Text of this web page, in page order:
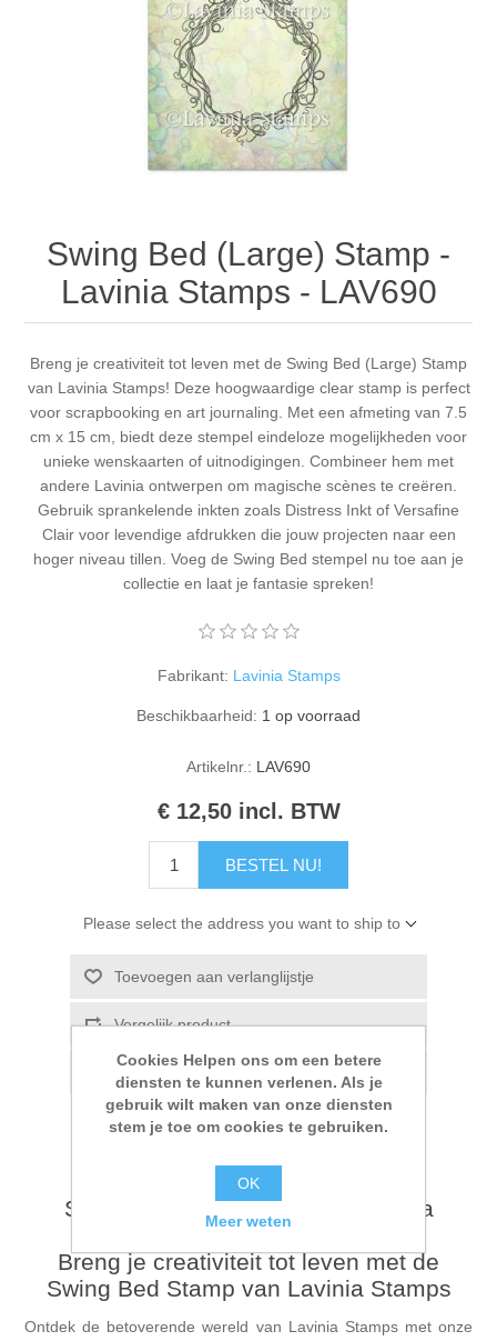
Stompkaarsen
60 bij 40 cm
Inkt
Inkleuren
Lavinia Stamps
CraftEmotions
Distress
Ranger
Staedtler
Art Journal 2025
Art Journal 2024
kaarten 2022
Art journal 2022
Kaarten 2021
Swing Bed (Large) Stamp -
Lavinia Stamps - LAV690
Breng je creativiteit tot leven met de Swing Bed (Large) Stamp
van Lavinia Stamps! Deze hoogwaardige clear stamp is perfect
voor scrapbooking en art journaling. Met een afmeting van 7.5
cm x 15 cm, biedt deze stempel eindeloze mogelijkheden voor
unieke wenskaarten of uitnodigingen. Combineer hem met
andere Lavinia ontwerpen om magische scènes te creëren.
Gebruik sprankelende inkten zoals Distress Inkt of Versafine
Clair voor levendige afdrukken die jouw projecten naar een
hoger niveau tillen. Voeg de Swing Bed stempel nu toe aan je
collectie en laat je fantasie spreken!
Fabrikant: Lavinia Stamps
Beschikbaarheid: 1 op voorraad
Artikelnr.: LAV690
€ 12,50 incl. BTW
BESTEL NU!
Please select the address you want to ship to
Toevoegen aan verlanglijstje
Vergelijk product
E-mail een vriend
Swing Bed (Large) Stamp - Lavinia
Stamps - LAV690
Breng je creativiteit tot leven met de
Swing Bed Stamp van Lavinia Stamps
Ontdek de betoverende wereld van Lavinia Stamps met onze
Cookies Helpen ons om een betere
diensten te kunnen verlenen. Als je
gebruik wilt maken van onze diensten
stem je toe om cookies te gebruiken.
OK
Meer weten